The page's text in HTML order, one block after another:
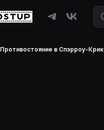
Противостояние в Спэрроу-Крик